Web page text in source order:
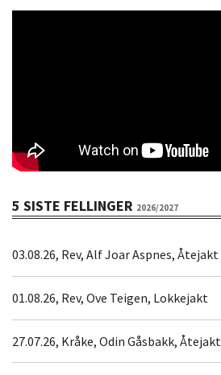
5 SISTE FELLINGER 2026/2027
03.08.26, Rev, Alf Joar Aspnes, Åtejakt
01.08.26, Rev, Ove Teigen, Lokkejakt
27.07.26, Kråke, Odin Gåsbakk, Åtejakt